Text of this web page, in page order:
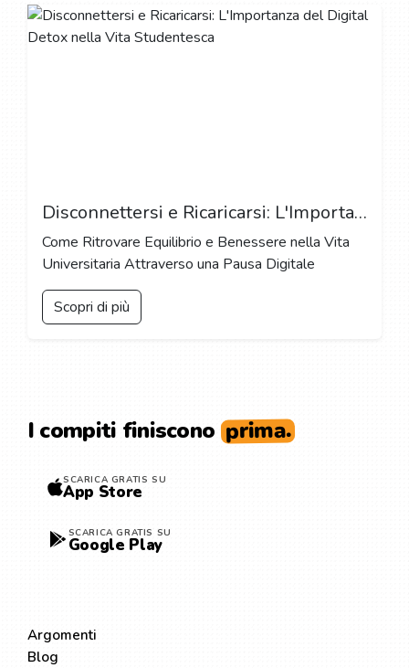
Disconnettersi e Ricaricarsi: L'Importanza del Digital Detox nella Vita Studentesca
Come Ritrovare Equilibrio e Benessere nella Vita
Universitaria Attraverso una Pausa Digitale
Scopri di più
I compiti finiscono prima.
SCARICA GRATIS SU
App Store
SCARICA GRATIS SU
Google Play
Argomenti
Blog